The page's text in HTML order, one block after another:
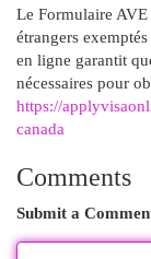
Le Formulaire AVE
étrangers
en ligne garantit
nécessaires pour
https://
canada
Comments
Submit a